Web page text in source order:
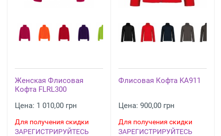
Женская Флисовая
Кофта FLRL300
Цена: 1 010,00 грн
Для получения скидки
ЗАРЕГИСТРИРУЙТЕСЬ
Флисовая Кофта KA911
Цена: 900,00 грн
Для получения скидки
ЗАРЕГИСТРИРУЙТЕСЬ